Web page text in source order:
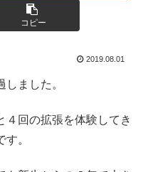
コピー
2019.08.01
ました。
４回の拡張を体験してき
。